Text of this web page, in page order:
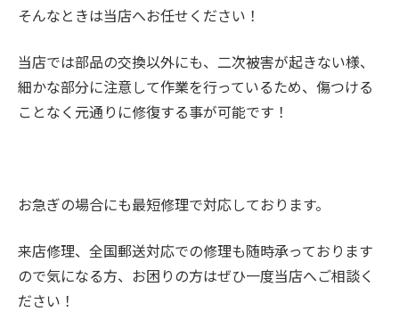
そんなときは当店へお任せください！
当店では部品の交換以外にも、二次被害が起きない様、
細かな部分に注意して作業を行っているため、傷つける
ことなく元通りに修復する事が可能です！
お急ぎの場合にも最短修理で対応しております。
来店修理、全国郵送対応での修理も随時承っております
ので気になる方、お困りの方はぜひ一度当店へご相談く
ださい！